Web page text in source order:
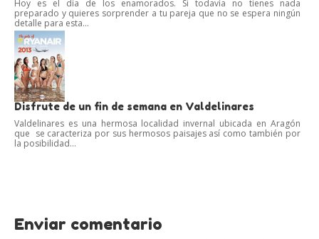
Hoy es el día de los enamorados. Si todavía no tienes nada
preparado y quieres sorprender a tu pareja que no se espera ningún
detalle para esta...
Disfrute de un fin de semana en Valdelinares
Valdelinares es una hermosa localidad invernal ubicada en Aragón
que se caracteriza por sus hermosos paisajes así como también por
la posibilidad...
Enviar comentario